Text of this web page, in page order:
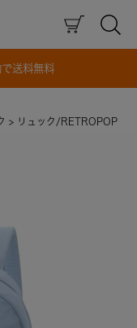
送料無料
リュック/RETROPOP